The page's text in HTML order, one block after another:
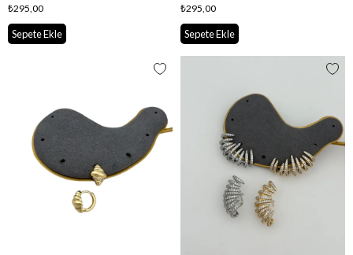
₺295,00
Sepete Ekle
₺295,00
Sepete Ekle